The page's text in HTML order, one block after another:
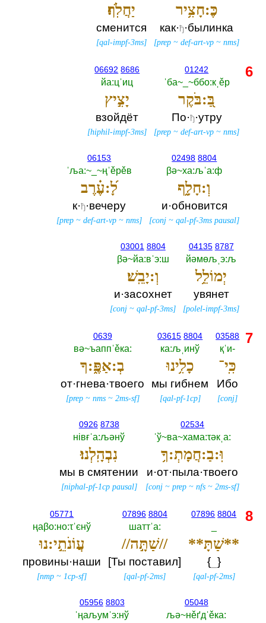
כֶּ:חָצִ֥יר
как·ђ·былинка
[prep ~def-art-vp ~nms]
יַחֲלֹֽף׃
сменится
[qal-impf-3ms]
01242
ˈба~_~ббо:кˌěр
בַּ֭:בֹּקֶר
По·ђ·утру
[prep ~def-art-vp ~nms]
06692 8686
йа:цˈиц
יָצִ֣יץ
взойдёт
[hiphil-impf-3ms]
02498 8804
βә~ха:љˈа:ф
וְ:חָלָ֑ף
и·обновится
[conj ~qal-pf-3ms pausal]
06153
ˈља:~_~ңˈěрěв
לָ֝:עֶ֗רֶב
к·ђ·вечеру
[prep ~def-art-vp ~nms]
04135 8787
йәмөљˌэ:љ
יְמוֹלֵ֥ל
увянет
[polel-impf-3ms]
03001 8804
βә~йа:вˈэ:ш
וְ:יָבֵֽשׁ׃
и·засохнет
[conj ~qal-pf-3ms]
6
03588
қˈи-‎
כִּֽי־
Ибо
[conj]
03615 8804
ка:љˌинў
כָלִ֥ינוּ
мы гибнем
[qal-pf-1cp]
0639
вә~ъаппˈěка:‎
בְ:אַפֶּ֑:ךָ
от·гнева·твоего
[prep~ nms~ 2ms-sf]
02534
ˈў~ва~хама:τәкˌа:‎
וּֽ:בַ:חֲמָתְ:ךָ֥
и·от·пыла·твоего
[conj ~prep ~nfs ~2ms-sf]
0926 8738
нiвғˈа:љәнў
נִבְהָֽלְנוּ׃
мы в смятении
[niphal-pf-1cp pausal]
7
07896 8804
**שַׁתָּ**
{_ }
[qal-pf-2ms]
07896 8804
шаттˈа:‎
//שַׁתָּ֣ה//
[Ты поставил]
[qal-pf-2ms]
05771
ңаβо:но:τˈєнў
עֲוֹנֹתֵ֣י:נוּ
провины·наши
[nmp ~1cp-sf]
05048
љә~нěґдˈěка:‎
05956 8803
ˈңаљумˈэ:нў
8